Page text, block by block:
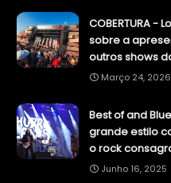
COBERTURA -
sobre a
outros shows
Março 24, 2026
Best of and
grande estilo
o rock
Junho 16, 2025